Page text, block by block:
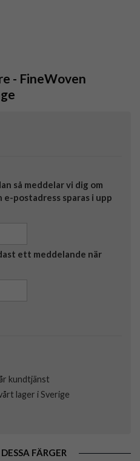
- FineWoven
så meddelar vi dig om
postadress sparas i upp
ett meddelande när
kundtjänst
lager i Sverige
FÄRGER